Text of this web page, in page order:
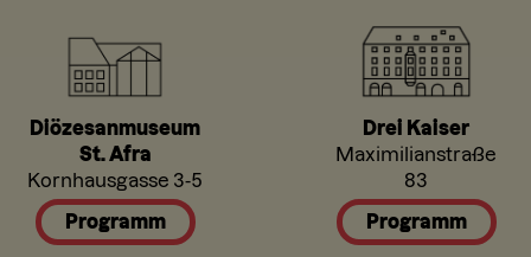
Diözesanmuseum
St. Afra
Kornhausgasse 3-5
Programm
Drei Kaiser
Maximilianstraße
83
Programm